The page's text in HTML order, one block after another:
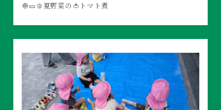
🧅🥒🫑夏野菜の🍅トマト煮